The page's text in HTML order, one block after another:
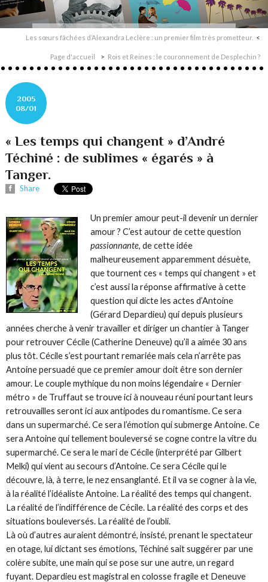
Les sœurs fâchées d’Alexandra Leclère : un premier film très prometteur.
Page d'accueil Rois et Reines : le couronnement de Desplechin ?
2005
08/01
« Les temps qui changent » d’André
Téchiné : de sublimes « égarés » à
Tanger.
Share
Un premier amour peut-il devenir un dernier
amour ? C’est autour de cette question
passionnante, de cette idée
malheureusement apparemment désuète,
que tournent ces « temps qui changent » et
c’est aussi la réponse affirmative à cette
question qui dicte les actes d’Antoine
(Gérard Depardieu) qui depuis plusieurs
années cherche à venir travailler et diriger un chantier à Tanger
pour retrouver Cécile (Catherine Deneuve) qu’il a aimée 30 ans
plus tôt. Cécile s’est pourtant remariée mais cela n’arrête pas
Antoine persuadé que ce premier amour doit être son dernier
amour. Le couple mythique du non moins légendaire « Dernier
métro » de Truffaut se trouve ici à nouveau réuni pourtant leurs
retrouvailles seront ici aux antipodes du romantisme. Ce sera
dans un supermarché. Ce sera l’émotion qui submerge Antoine. Ce
sera Antoine qui tellement bouleversé se cogne contre la vitre du
supermarché. Ce sera le mari de Cécile (interprété par Gilbert
Melki) qui vient au secours d’Antoine. Ce sera Cécile qui le
découvre, là, à terre, le nez ensanglanté. Et il va se cogner à la vie,
à la réalité l’idéaliste Antoine. La réalité des temps qui changent.
La réalité de l’indifférence de Cécile. La réalité des corps et des
situations bouleversés. La réalité de l’oubli.
Là où d’autres auraient démontré, insisté, prenant le spectateur
en otage, lui dictant ses émotions, Téchiné sait suggérer par une
colère subite, une main qui se pose sur une autre, un regard
fuyant. Depardieu est magistral en colosse fragile et Deneuve